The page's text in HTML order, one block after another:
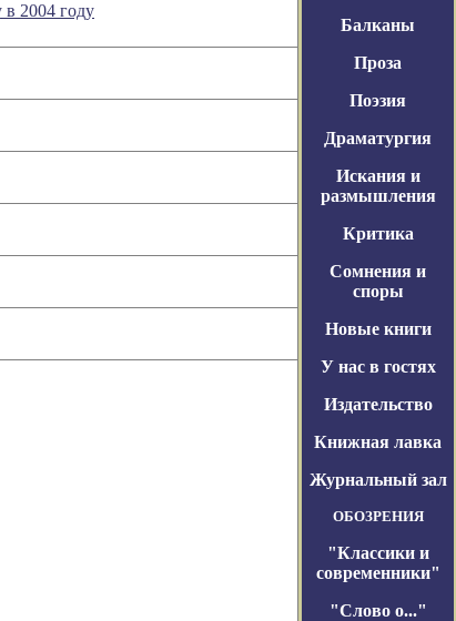
2004 году
Балканы
Проза
Поэзия
Драматургия
Искания и
размышления
Критика
Сомнения и
споры
Новые книги
У нас в гостях
Издательство
Книжная лавка
Журнальный зал
ОБОЗРЕНИЯ
"Классики и
современники"
"Слово о..."